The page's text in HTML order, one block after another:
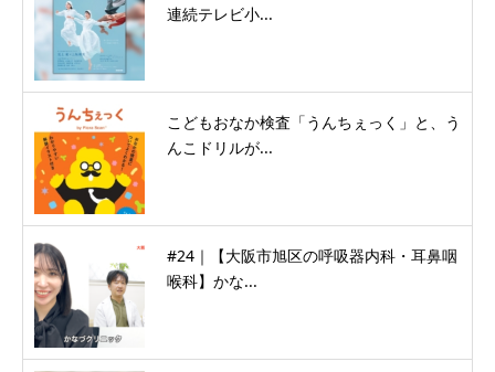
連続テレビ小...
こどもおなか検査「うんちぇっく」と、う
んこドリルが...
#24｜【大阪市旭区の呼吸器内科・耳鼻咽
喉科】かな...